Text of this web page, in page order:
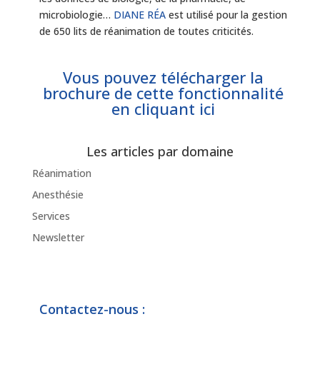
microbiologie… DIANE RÉAest utilisé pour la gestion
de 650 lits de réanimation de toutes criticités.
Vous pouvez télécharger la
brochure de cette fonctionnalité
en cliquant ici
Les articles par domaine
Réanimation
Anesthésie
Services
Newsletter
Contactez-nous :